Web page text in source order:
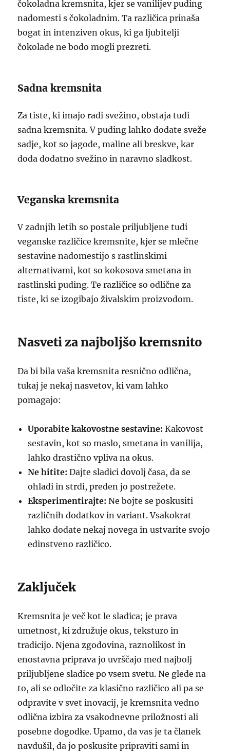
čokoladna kremsnita, kjer se vanilijev puding
nadomesti s čokoladnim. Ta različica prinaša
bogat in intenziven okus, ki ga ljubitelji
čokolade ne bodo mogli prezreti.
Sadna kremsnita
Za tiste, ki imajo radi svežino, obstaja tudi
sadna kremsnita. V puding lahko dodate sveže
sadje, kot so jagode, maline ali breskve, kar
doda dodatno svežino in naravno sladkost.
Veganska kremsnita
V zadnjih letih so postale priljubljene tudi
veganske različice kremsnite, kjer se mlečne
sestavine nadomestijo s rastlinskimi
alternativami, kot so kokosova smetana in
rastlinski puding. Te različice so odlične za
tiste, ki se izogibajo živalskim proizvodom.
Nasveti za najboljšo kremsnito
Da bi bila vaša kremsnita resnično odlična,
tukaj je nekaj nasvetov, ki vam lahko
pomagajo:
Uporabite kakovostne sestavine: Kakovost
sestavin, kot so maslo, smetana in vanilija,
lahko drastično vpliva na okus.
Ne hitite: Dajte sladici dovolj časa, da se
ohladi in strdi, preden jo postrežete.
Eksperimentirajte: Ne bojte se poskusiti
različnih dodatkov in variant. Vsakokrat
lahko dodate nekaj novega in ustvarite svojo
edinstveno različico.
Zaključek
Kremsnita je več kot le sladica; je prava
umetnost, ki združuje okus, teksturo in
tradicijo. Njena zgodovina, raznolikost in
enostavna priprava jo uvrščajo med najbolj
priljubljene sladice po vsem svetu. Ne glede na
to, ali se odločite za klasično različico ali pa se
odpravite v svet inovacij, je kremsnita vedno
odlična izbira za vsakodnevne priložnosti ali
posebne dogodke. Upamo, da vas je ta članek
navdušil, da jo poskusite pripraviti sami in